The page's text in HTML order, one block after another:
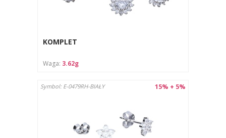
KOMPLET
Waga: 3.62g
15% + 5%
Symbol: E-0479RH-BIAŁY